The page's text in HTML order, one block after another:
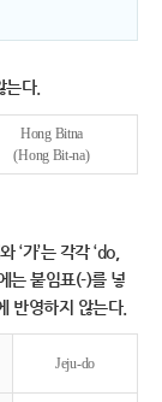
다.
Hong Bitna
(Hong Bit-na)
‘가’는 각각 ‘do,
는 붙임표(-)를 넣
반영하지 않는다.
Jeju-do